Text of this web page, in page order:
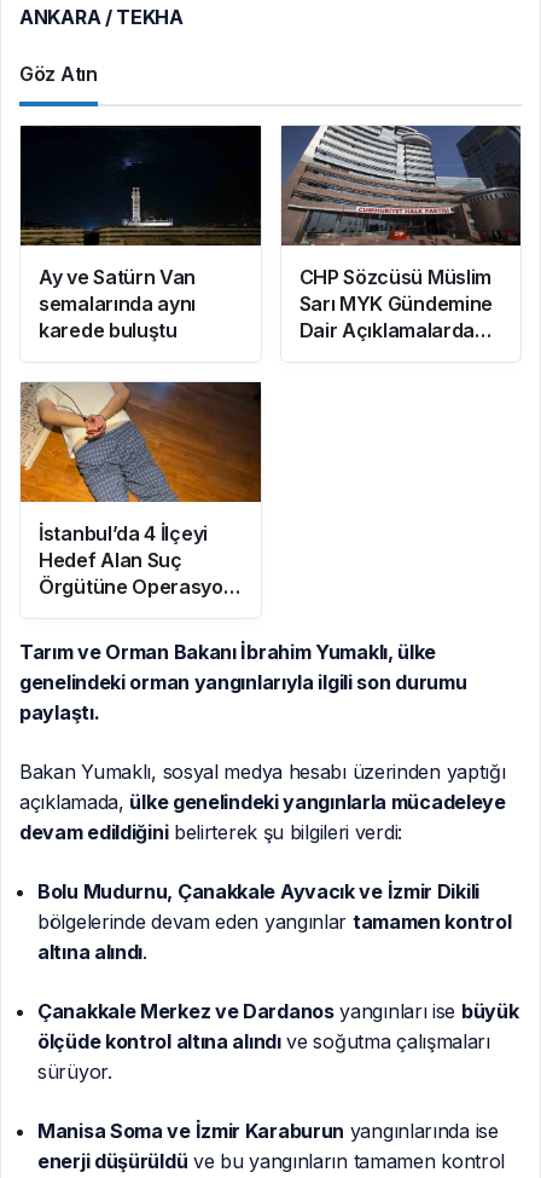
ANKARA / TEKHA
Göz Atın
Ay ve Satürn Van
semalarında aynı
karede buluştu
CHP Sözcüsü Müslim
Sarı MYK Gündemine
Dair Açıklamalarda
Bulundu: 8 İl
İstanbul’da 4 İlçeyi
Hedef Alan Suç
Örgütüne Operasyon:
7 Gözaltı
Tarım ve Orman Bakanı İbrahim Yumaklı, ülke
genelindeki orman yangınlarıyla ilgili son durumu
paylaştı.
Bakan Yumaklı, sosyal medya hesabı üzerinden yaptığı
açıklamada, ülke genelindeki yangınlarla mücadeleye
devam edildiğinibelirterek şu bilgileri verdi:
Bolu Mudurnu, Çanakkale Ayvacık ve İzmir Dikili
bölgelerinde devam eden yangınlar tamamen kontrol
altına alındı.
Çanakkale Merkez ve Dardanosyangınları ise büyük
ölçüde kontrol altına alındıve soğutma çalışmaları
sürüyor.
Manisa Soma ve İzmir Karaburun yangınlarında ise
enerji düşürüldü ve bu yangınların tamamen kontrol